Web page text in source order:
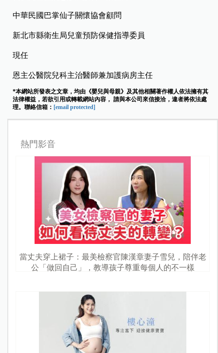
中華民國巴掌仙子關懷協會顧問
新北市縣衛生局兒童預防保健指導委員
現任
恩主公醫院兒科主治醫師兼加護病房主任
*本網站所發表之文章，均由《嬰兒與母親》及其他相關著作權人依法擁有其
法律權益，若欲引用或轉載網站內容， 請與本公司來信接洽，違者將依法處
理。聯絡信箱： [email protected]
熱門影音
當丈夫穿上裙子：最美檢察官陳漢章妻子雪兒，陪伴老
公「做回自己」，教導孩子尊重每個人的不一樣